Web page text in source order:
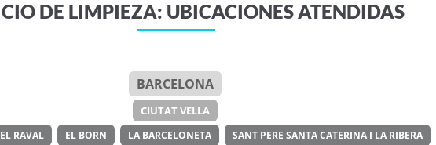
DE LIMPIEZA: UBICACIONES ATENDIDAS
BARCELONA
CIUTAT VELLA
EL RAVAL EL BORN LA BARCELONETA SANT PERE SANTA CATERINA I LA RIBERA